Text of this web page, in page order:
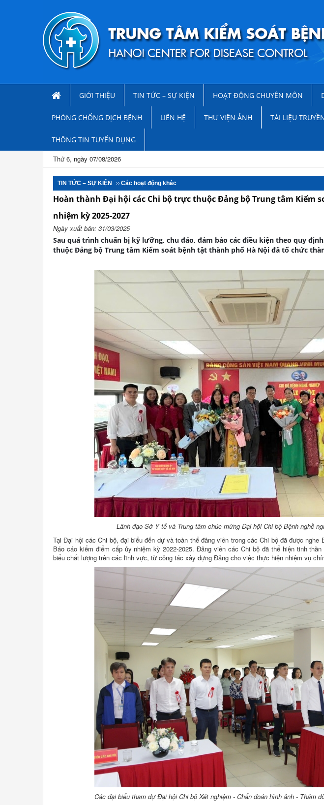
GIỚI THIỆU TIN TỨC – SỰ KIỆN HOẠT ĐỘNG CHUYÊN MÔN
PHÒNG CHỐNG DỊCH BỆNH LIÊN HỆ THƯ VIỆN ẢNH TÀI LIỆU
THÔNG TIN TUYỂN DỤNG
Thứ 6, ngày 07/08/2026
TIN TỨC – SỰ KIỆN Các hoạt động khác
Hoàn thành Đại hội các Chi bộ trực thuộc Đảng bộ Trung tâm Kiểm
nhiệm kỳ 2025-2027
Ngày xuất bản: 31/03/2025
Sau quá trình chuẩn bị kỹ lưỡng, chu đáo, đảm bảo các điều kiện theo quy
thuộc Đảng bộ Trung tâm Kiểm soát bệnh tật thành phố Hà Nội đã tổ chức
Lãnh đạo Sở Y tế và Trung tâm chúc mừng Đại hội Chi bộ Bệnh nghề
Tại Đại hội các Chi bộ, đại biểu đến dự và toàn thể đảng viên trong các Chi bộ đã được nghe
Báo cáo kiểm điểm cấp ủy nhiệm kỳ 2022-2025. Đảng viên các Chi bộ đã thể hiện tinh
biểu chất lượng trên các lĩnh vực, từ công tác xây dựng Đảng cho việc thực hiện nhiệm vụ
Các đại biểu tham dự Đại hội Chi bộ Xét nghiệm - Chẩn đoán hình ảnh - Thăm